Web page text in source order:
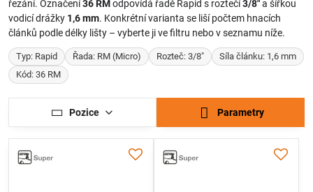
řezání. Označení36 RModpovídá řadě Rapid s roztečí3/8"a šířkou
vodicí drážky 1,6 mm. Konkrétní varianta se liší počtem hnacích
článků podle délky lišty – vyberte ji ve filtru nebo v seznamu níže.
Typ: Rapid Řada: RM (Micro) Rozteč: 3/8"
Síla článku: 1,6 mm
Kód: 36 RM
Pozice Parametry